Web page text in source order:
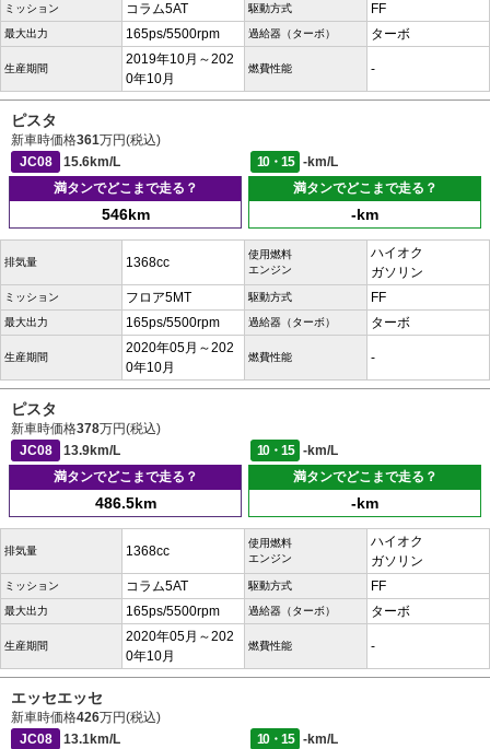
ミッション コラム5AT 駆動方式 FF
最大出力 165ps/5500rpm 過給器（ターボ） ターボ
生産期間
2019年10月～202
0年10月
燃費性能 -
ピスタ
新車時価格361万円(税込)
JC08
15.6km/L 10・15
-km/L
満タンでどこまで走る？
546km
満タンでどこまで走る？
-km
排気量 1368cc
使用燃料
エンジン
ハイオク
ガソリン
ミッション フロア5MT 駆動方式 FF
最大出力 165ps/5500rpm 過給器（ターボ） ターボ
生産期間
2020年05月～202
0年10月
燃費性能 -
ピスタ
新車時価格378万円(税込)
JC08
13.9km/L 10・15
-km/L
満タンでどこまで走る？
486.5km
満タンでどこまで走る？
-km
排気量 1368cc
使用燃料
エンジン
ハイオク
ガソリン
ミッション コラム5AT 駆動方式 FF
最大出力 165ps/5500rpm 過給器（ターボ） ターボ
生産期間
2020年05月～202
0年10月
燃費性能 -
エッセエッセ
新車時価格426万円(税込)
JC08
13.1km/L 10・15
-km/L